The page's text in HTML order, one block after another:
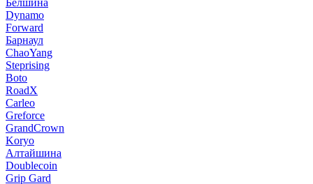
Белшина
Dynamo
Forward
Барнаул
ChaoYang
Steprising
Boto
RoadX
Carleo
Greforce
GrandCrown
Koryo
Алтайшина
Doublecoin
Grip Gard